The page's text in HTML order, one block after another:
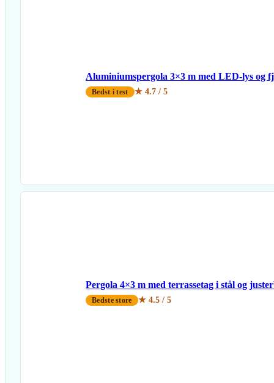
Aluminiumspergola 3×3 m med LED-lys og
Bedst i test ★ 4.7 / 5
Pergola 4×3 m med terrassetag i stål og
Bedste store ★ 4.5 / 5